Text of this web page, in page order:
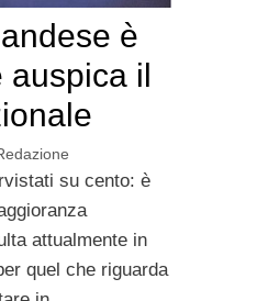
è
auspica il
su cento: è
attualmente in
quel che riguarda